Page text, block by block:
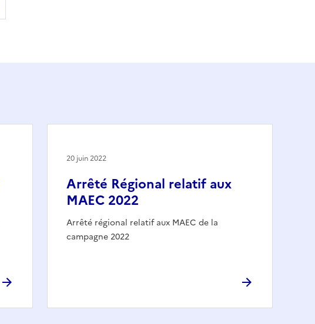
Arrêté Régional relatif aux
MAEC 2022
Arrêté régional relatif aux MAEC de la
campagne 2022
20 juin 2022